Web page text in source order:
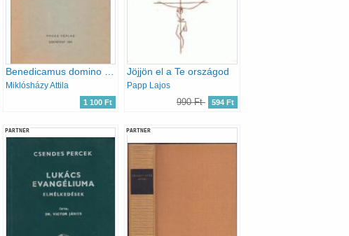
Miklósházy Attila
1 100 Ft
Jöjjön el a Te országod
Papp Lajos
990 Ft 594 Ft
PARTNER PARTNER